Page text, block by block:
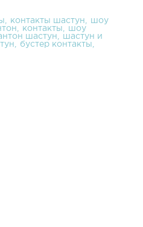
контакты шастун
шоу
контакты
шоу
шастун
шастун и
бустер контакты